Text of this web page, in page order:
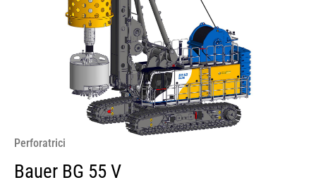
Perforatrici
Bauer BG 55 V